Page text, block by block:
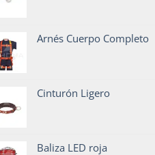
Arnés Cuerpo Completo
Cinturón Ligero
Baliza LED roja